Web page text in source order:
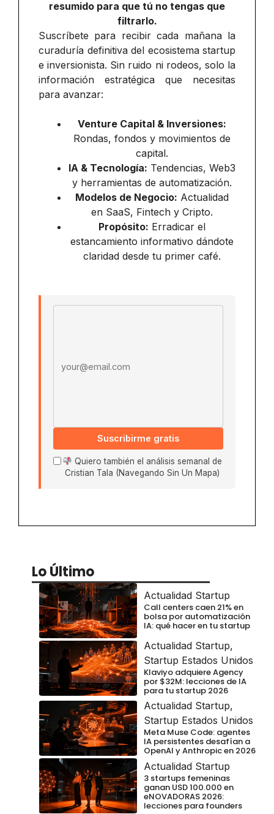
resumido para que tú no tengas que
filtrarlo.
Suscríbete para recibir cada mañana la
curaduría definitiva del ecosistema startup
e inversionista. Sin ruido ni rodeos, solo la
información estratégica que necesitas
para avanzar:
Venture Capital & Inversiones:
Rondas, fondos y movimientos de
capital.
IA & Tecnología: Tendencias, Web3
y herramientas de automatización.
Modelos de Negocio: Actualidad
en SaaS, Fintech y Cripto.
Propósito: Erradicar el
estancamiento informativo dándote
claridad desde tu primer café.
Suscribirme gratis
Quiero también el análisis semanal de
Cristian Tala (Navegando Sin Un Mapa)
Lo Último
Actualidad Startup
Call centers caen 21% en
bolsa por automatización
IA: qué hacer en tu startup
Actualidad Startup,
Startup Estados Unidos
Klaviyo adquiere Agency
por $32M: lecciones de IA
para tu startup 2026
Actualidad Startup,
Startup Estados Unidos
Meta Muse Code: agentes
IA persistentes desafían a
OpenAI y Anthropic en 2026
Actualidad Startup
3 startups femeninas
ganan USD 100.000 en
eNOVADORAS 2026:
lecciones para founders